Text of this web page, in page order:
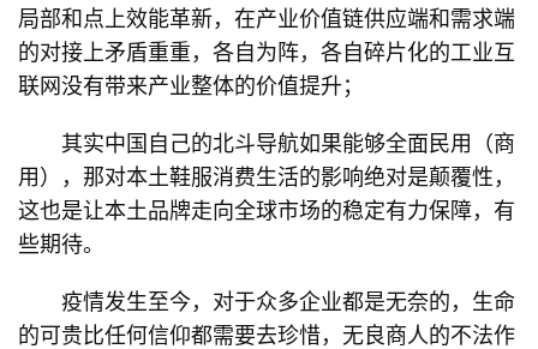
局部和点上效能革新，在产业价值链供应端和需求端
的对接上矛盾重重，各自为阵，各自碎片化的工业互
联网没有带来产业整体的价值提升；
其实中国自己的北斗导航如果能够全面民用（商
用），那对本土鞋服消费生活的影响绝对是颠覆性，
这也是让本土品牌走向全球市场的稳定有力保障，有
些期待。
疫情发生至今，对于众多企业都是无奈的，生命
的可贵比任何信仰都需要去珍惜，无良商人的不法作